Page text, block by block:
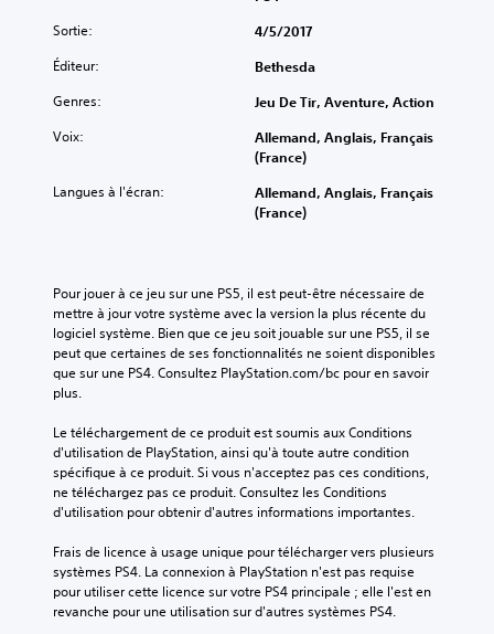
Sortie: 4/5/2017
Éditeur: Bethesda
Genres: Jeu De Tir, Aventure, Action
Voix:
Allemand, Anglais, Français
(France)
Langues à l'écran:
Allemand, Anglais, Français
(France)
Pour jouer à ce jeu sur une PS5, il est peut-être nécessaire de
mettre à jour votre système avec la version la plus récente du
logiciel système. Bien que ce jeu soit jouable sur une PS5, il se
peut que certaines de ses fonctionnalités ne soient disponibles
que sur une PS4. Consultez PlayStation.com/bc pour en savoir
plus.
Le téléchargement de ce produit est soumis aux Conditions
d'utilisation de PlayStation, ainsi qu'à toute autre condition
spécifique à ce produit. Si vous n'acceptez pas ces conditions,
ne téléchargez pas ce produit. Consultez les Conditions
d'utilisation pour obtenir d'autres informations importantes.
Frais de licence à usage unique pour télécharger vers plusieurs
systèmes PS4. La connexion à PlayStation n'est pas requise
pour utiliser cette licence sur votre PS4 principale ; elle l'est en
revanche pour une utilisation sur d'autres systèmes PS4.